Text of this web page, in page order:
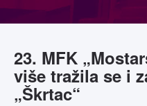
23. MFK
više tražila se i
„Škrtac“